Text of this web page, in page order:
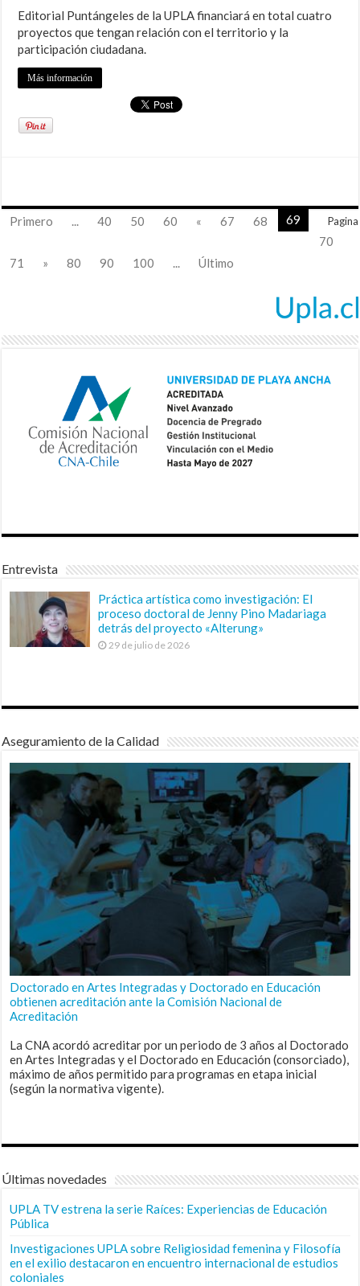
Editorial Puntángeles de la UPLA financiará en total cuatro
proyectos que tengan relación con el territorio y la
participación ciudadana.
Más información
Pagina
Primero ... 40 50 60 « 67 68
69
70
71
» 80 90 100 ... Último
Entrevista
Práctica artística como investigación: El
proceso doctoral de Jenny Pino Madariaga
detrás del proyecto «Alterung»
29 de julio de 2026
Aseguramiento de la Calidad
Doctorado en Artes Integradas y Doctorado en Educación
obtienen acreditación ante la Comisión Nacional de
Acreditación
La CNA acordó acreditar por un periodo de 3 años al Doctorado
en Artes Integradas y el Doctorado en Educación (consorciado),
máximo de años permitido para programas en etapa inicial
(según la normativa vigente).
Últimas novedades
UPLA TV estrena la serie Raíces: Experiencias de Educación
Pública
Investigaciones UPLA sobre Religiosidad femenina y Filosofía
en el exilio destacaron en encuentro internacional de estudios
coloniales